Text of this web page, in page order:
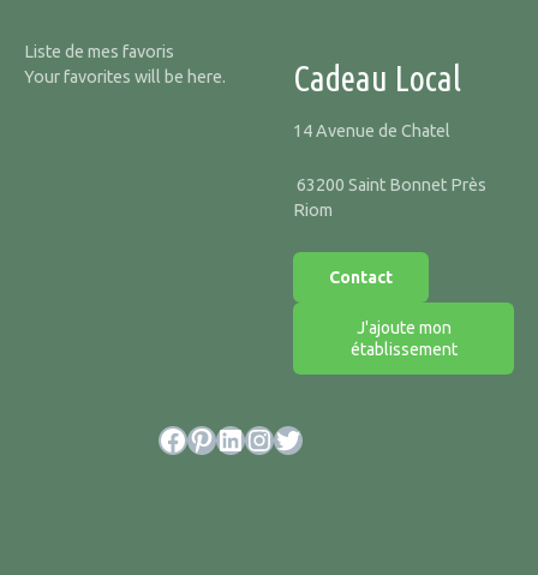
Liste de mes favoris
Your favorites will be here.
Cadeau Local
14 Avenue de Chatel
63200 Saint Bonnet Près
Riom
Contact
J'ajoute mon
établissement
Facebook Pinterest LinkedIn InstagramTwitter